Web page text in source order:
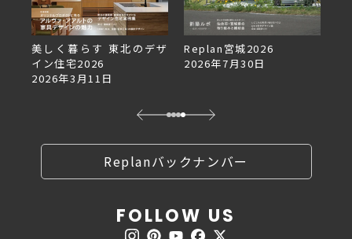
美しく暮らす 東北のデザ
イン住宅2026
2026年3月11日
Replan宮城2026
2026年7月30日
Replanバックナンバー
FOLLOW US